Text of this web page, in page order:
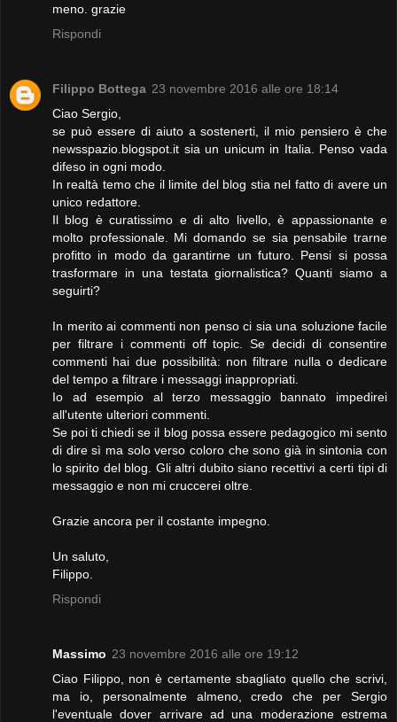
meno. grazie
Rispondi
Filippo Bottega 23 novembre 2016 alle ore 18:14
Ciao Sergio,
se può essere di aiuto a sostenerti, il mio pensiero è che
newsspazio.blogspot.it sia un unicum in Italia. Penso vada
difeso in ogni modo.
In realtà temo che il limite del blog stia nel fatto di avere un
unico redattore.
Il blog è curatissimo e di alto livello, è appassionante e
molto professionale. Mi domando se sia pensabile trarne
profitto in modo da garantirne un futuro. Pensi si possa
trasformare in una testata giornalistica? Quanti siamo a
seguirti?
In merito ai commenti non penso ci sia una soluzione facile
per filtrare i commenti off topic. Se decidi di consentire
commenti hai due possibilità: non filtrare nulla o dedicare
del tempo a filtrare i messaggi inappropriati.
Io ad esempio al terzo messaggio bannato impedirei
all'utente ulteriori commenti.
Se poi ti chiedi se il blog possa essere pedagogico mi sento
di dire sì ma solo verso coloro che sono già in sintonia con
lo spirito del blog. Gli altri dubito siano recettivi a certi tipi di
messaggio e non mi cruccerei oltre.
Grazie ancora per il costante impegno.
Un saluto,
Filippo.
Rispondi
Massimo 23 novembre 2016 alle ore 19:12
Ciao Filippo, non è certamente sbagliato quello che scrivi,
ma io, personalmente almeno, credo che per Sergio
l'eventuale dover arrivare ad una moderazione estrema